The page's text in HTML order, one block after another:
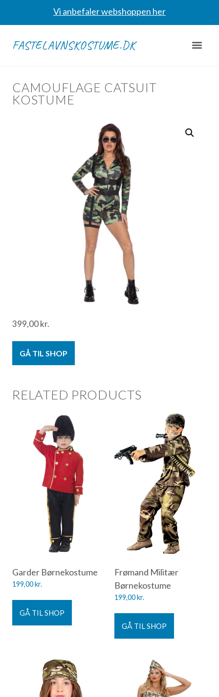
Vi anbefaler webshoppen her
FASTELAVNSKOSTUME.DK
CAMOUFLAGE CATSUIT
KOSTUME
399,00kr.
GÅ TIL SHOP
RELATED PRODUCTS
Garder Børnekostume
199,00kr.
GÅ TIL SHOP
Frømand Militær
Børnekostume
199,00kr.
GÅ TIL SHOP